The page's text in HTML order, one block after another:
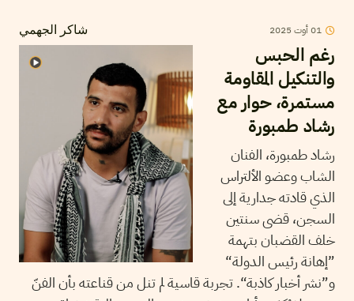
شاكر الجهمي 01أوت 2025
رغم الحبس
والتنكيل المقاومة
مستمرة، حوار مع
رشاد طمبورة
رشاد طمبورة، الفنان
الشاب وعضو الألتراس
الذي قادته جدارية إلى
السجن، قضى سنتين
خلف القضبان بتهمة
”إهانة رئيس الدولة“
و”نشر أخبار كاذبة“. تجربة قاسية لم تنل من قناعته بأن الفنّ